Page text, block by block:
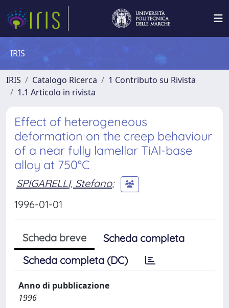
IRIS
IRIS Catalogo Ricerca
1 Contributo su Rivista
1.1 Articolo in rivista
Effect of heterogeneous
deformation on the creep behaviour
of a near fully lamellar TiAl-base
alloy at 750°C
SPIGARELLI, Stefano;
1996-01-01
Scheda breve
Scheda completa
Scheda completa (DC)
Anno di pubblicazione
1996